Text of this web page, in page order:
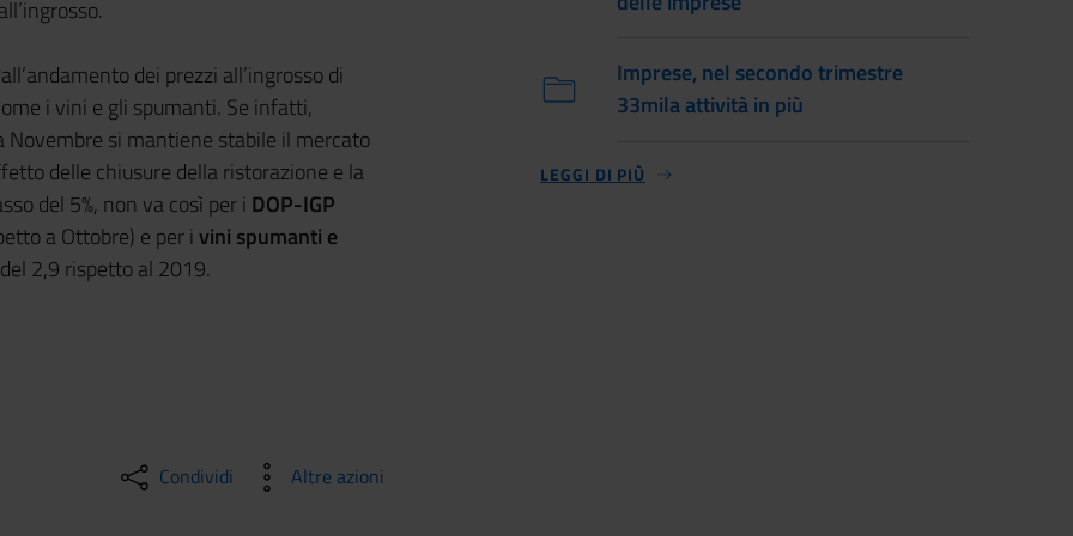
dei prezzi all’ingrosso di
i vini e gli spumanti. Se infatti,
si mantiene stabile il mercato
delle chiusure della ristorazione e la
del 5%, non va così per i DOP-IGP
a Ottobre) e per ivini spumanti e
2,9 rispetto al 2019.
Condividi Altre azioni
Imprese, nel secondo trimestre
33mila attività in più
LEGGI DI PIÙ